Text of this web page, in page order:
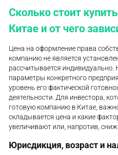
Сколько стоит
Китае и от чего
Цена на оформление права
компанию не является
рассчитывается индивидуально.
параметры конкретного
уровень его фактической
деятельности. Для инвестора,
готовую компанию в Китае,
складывается цена и какие
увеличивают или, напротив,
Юрисдикция, возраст и